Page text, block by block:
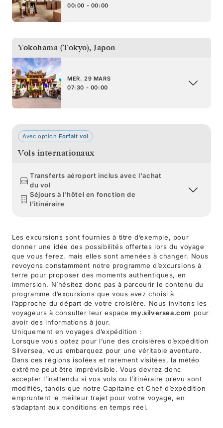
00:00 - 00:00
Yokohama (Tokyo), Japon
MER. 29 MARS
07:30 - 00:00
Avec option Forfait vol
Vols internationaux
Transferts aéroport inclus avec l'achat
du vol
Séjours à l'hôtel en fonction de
l'itinéraire
Les excursions sont fournies à titre d’exemple, pour
donner une idée des possibilités offertes lors du voyage
que vous ferez, mais elles sont amenées à changer. Nous
revoyons constamment notre programme d’excursions à
terre pour proposer des moments authentiques, en
immersion. N’hésitez donc pas à parcourir le contenu du
programme d’excursions que vous avez choisi à
l’approche du départ de votre croisière. Nous invitons les
voyageurs à consulter leur espacemy.silversea.com pour
avoir des informations à jour.
Uniquement en voyages d’expédition :
Lorsque vous optez pour l’une des croisières d’expédition
Silversea, vous embarquez pour une véritable aventure.
Dans ces régions isolées et rarement visitées, la météo
extrême peut être imprévisible. Vous devrez donc
accepter l’inattendu si vos vols ou l’itinéraire prévu sont
modifiés, tandis que notre Capitaine et Chef d’expédition
empruntent le meilleur trajet pour votre voyage, en
s’adaptant aux conditions en temps réel.